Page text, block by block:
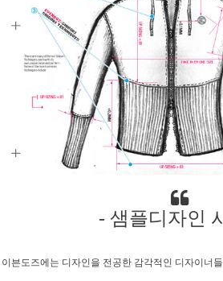
- 샘플디자인
이븐도즈에는 디자인을 전공한 감각적인 디자이너